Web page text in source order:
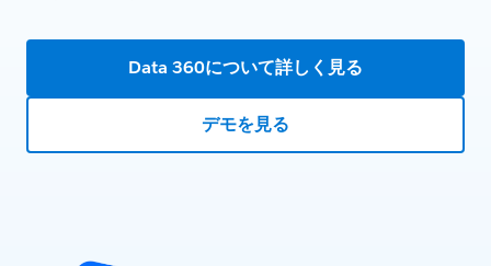
Data 360について詳しく見る
デモを見る